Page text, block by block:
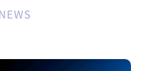
NEWS